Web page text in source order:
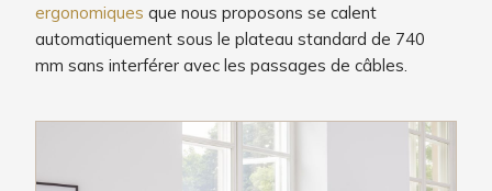
ergonomiques que nous proposons se calent
automatiquement sous le plateau standard de 740
mm sans interférer avec les passages de câbles.